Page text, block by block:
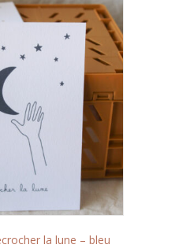
la lune – bleu